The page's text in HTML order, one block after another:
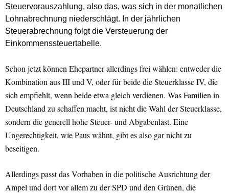
Steuervorauszahlung, also das, was sich in der monatlichen
Lohnabrechnung niederschlägt. In der jährlichen
Steuerabrechnung folgt die Versteuerung der
Einkommenssteuertabelle.
Schon jetzt können Ehepartner allerdings frei wählen: entweder die
Kombination aus III und V, oder für beide die Steuerklasse IV, die
sich empfiehlt, wenn beide etwa gleich verdienen. Was Familien in
Deutschland zu schaffen macht, ist nicht die Wahl der Steuerklasse,
sondern die generell hohe Steuer- und Abgabenlast. Eine
Ungerechtigkeit, wie Paus wähnt, gibt es also gar nicht zu
beseitigen.
Allerdings passt das Vorhaben in die politische Ausrichtung der
Ampel und dort vor allem zu der SPD und den Grünen, die